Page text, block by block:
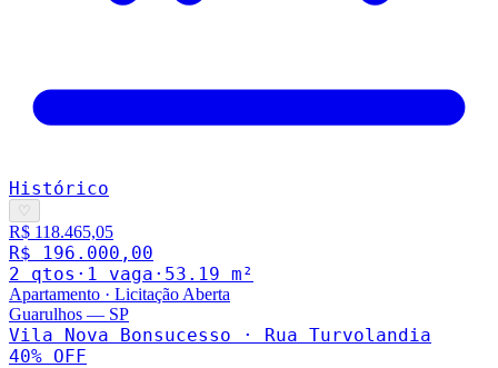
Histórico
♡
R$ 118.465,05
R$ 196.000,00
2 qtos · 1 vaga · 53.19 m²
Apartamento · Licitação Aberta
Guarulhos — SP
Vila Nova Bonsucesso · Rua Turvolandia
40% OFF